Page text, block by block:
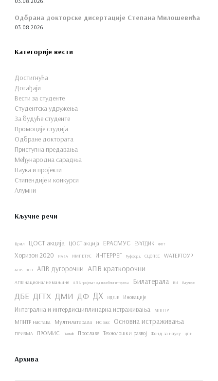
Одбрана докторске дисертације Степана Милошевића
03.08.2026.
Категорије вести
Достигнућа
Догађаји
Вести за студенте
Студентска удружења
За будуће студенте
Промоције студија
Одбране доктората
Приступна предавања
Међународна сарадња
Наука и пројекти
Стипендије и конкурси
Алумни
Кључне речи
Цоил ЦОСТ акција ЦОСТ акција ЕРАСМУС ЕУ4ТДИК ФП7
Хоризон 2020 ИАЕА ИМПЕТУС ИНТЕРРЕГ Руффорд СЦОПЕС WАТЕРТОУР
АПВ - ПСП АПВ дугорочни АПВ краткорочни
АПВ националне мањине АПВ пројекат од посебног интереса Билатерала ВИ Ваучери
ДБЕ ДГТХ ДМИ ДФ ДХ ИДЕЈЕ Иновације
Интегрална и интердисциплинарна истраживања МПНТР
МПНТР настава Мултилатерала НС зжс Основна истраживања
ПРИЗМА ПРОМИС Панчић Прославе Технолошки развој Фонд за науку ЦПН
Архива